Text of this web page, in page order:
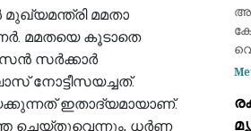
മുഖ്യമന്ത്രി മമതാ
മമതയെ കൂടാതെ
സർക്കാർ
നോട്ടീസയച്ചത്.
ഇതാദ്യമായാണ്.
ചെയ്തുവെന്നും, ധർണ